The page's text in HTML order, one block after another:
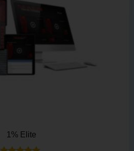
1% Elite